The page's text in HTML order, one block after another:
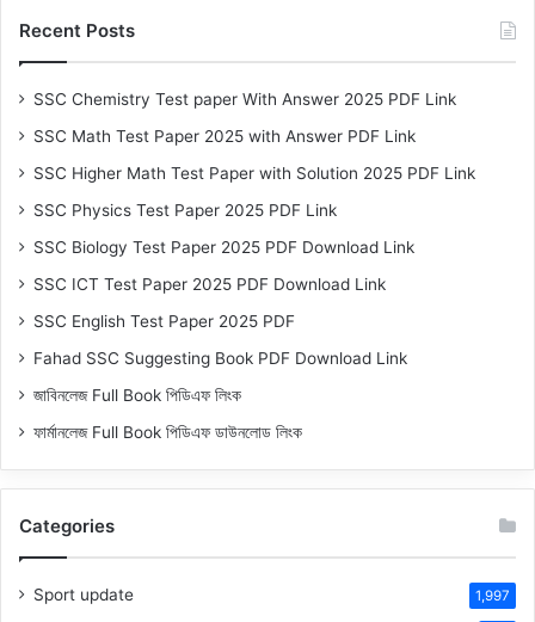
Recent Posts
SSC Chemistry Test paper With Answer 2025 PDF Link
SSC Math Test Paper 2025 with Answer PDF Link
SSC Higher Math Test Paper with Solution 2025 PDF Link
SSC Physics Test Paper 2025 PDF Link
SSC Biology Test Paper 2025 PDF Download Link
SSC ICT Test Paper 2025 PDF Download Link
SSC English Test Paper 2025 PDF
Fahad SSC Suggesting Book PDF Download Link
জাবিনলেজ Full Book পিডিএফ লিংক
ফার্মানলেজ Full Book পিডিএফ ডাউনলোড লিংক
Categories
Sport update 1,997